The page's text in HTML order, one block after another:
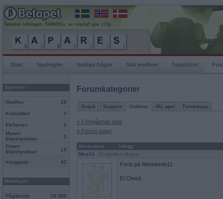
Senaste rullningen, KAPAREs, av tequila5 gav 173p
Start Spelregler Vanliga frågor Sök medlem Topplistor
Spelrum
Giraffen 26
Krokodilen 0
Elefanten
0
Musen
Böjningslistan
0
Grisen
Böjningslistan
16
Inloggade 42
Mobilspel
Pågående 18 366
Forumkategorier
Snack Support Ordlekar IRL-spel Turneringar
« Föregående sida
« Första sidan
Användare
Inlägg
Mea74 - Ej medlem längre
Forts på Miominmio11
El Chock